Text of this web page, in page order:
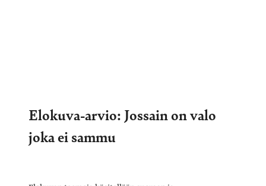
Elokuva-arvio: Jossain on valo
joka ei sammu